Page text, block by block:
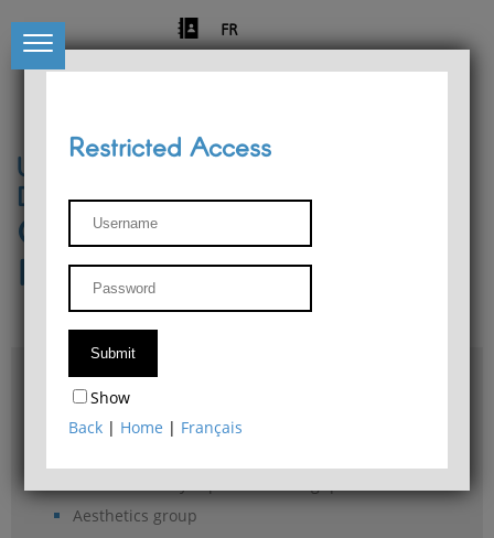
FR
University of Liège
Départment of Philosophy
Center for Phenomenological
Research
Access & maps
Philosophy Department Library
Aesthetics group
Restricted Access
Show
Back | Home | Français